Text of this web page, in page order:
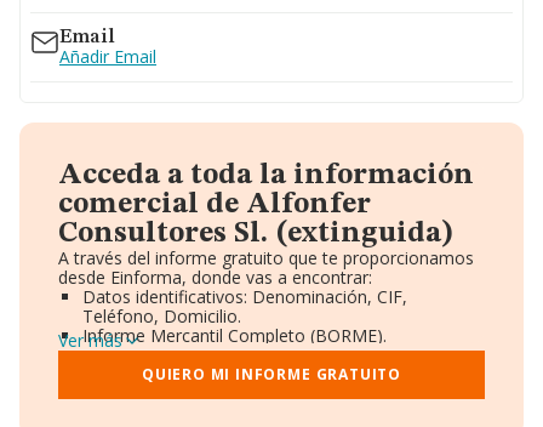
Email
Añadir Email
Acceda a toda la información
comercial de Alfonfer
Consultores Sl. (extinguida)
A través del informe gratuito que te proporcionamos
desde Einforma, donde vas a encontrar:
Datos identificativos: Denominación, CIF,
Teléfono, Domicilio.
Informe Mercantil Completo (BORME).
Gráficos de Evolución Ventas y Empleados.
Consejo de Administración y Administradores.
Directivos y Ejecutivos.
Ver más
QUIERO MI INFORME GRATUITO